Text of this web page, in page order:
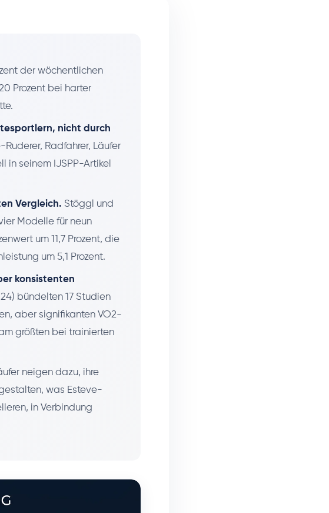
der wöchentlichen
Prozent bei harter
nicht durch
Radfahrer, Läufer
in seinem IJSPP-Artikel
Vergleich. Stöggl und
Modelle für neun
um 11,7 Prozent, die
um 5,1 Prozent.
konsistenten
bündelten 17 Studien
aber signifikanten VO2-
größten bei trainierten
neigen dazu, ihre
was Esteve-
in Verbindung